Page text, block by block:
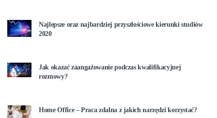
Najlepsze oraz najbardziej przyszłościowe kierunki studiów
2020
Jak okazać zaangażowanie podczas kwalifikacyjnej
rozmowy?
Home Office – Praca zdalna z jakich narzędzi korzystać?